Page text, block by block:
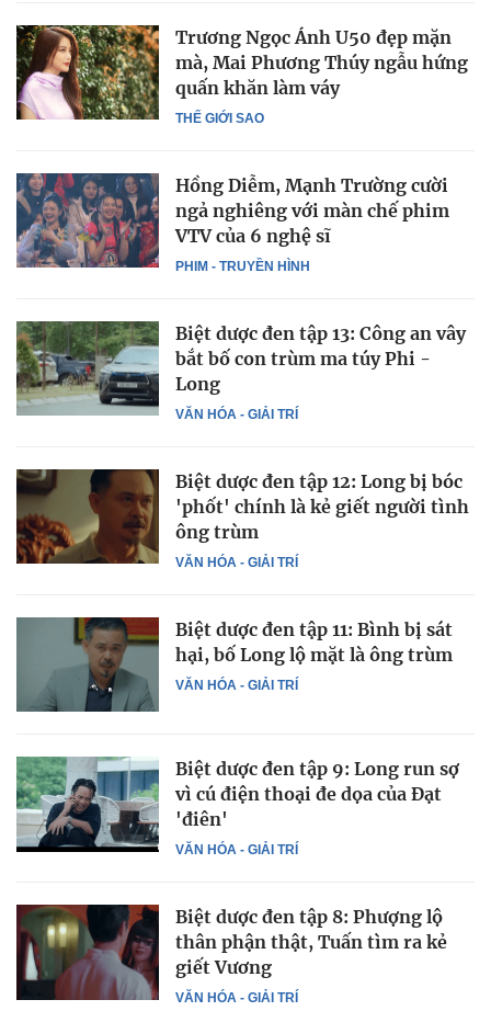
THẾ GIỚI SAO
Trương Ngọc Ánh U50 đẹp mặn
mà, Mai Phương Thúy ngẫu hứng
quấn khăn làm váy
PHIM - TRUYỀN HÌNH
Hồng Diễm, Mạnh Trường cười
ngả nghiêng với màn chế phim
VTV của 6 nghệ sĩ
VĂN HÓA - GIẢI TRÍ
Biệt dược đen tập 13: Công an vây
bắt bố con trùm ma túy Phi -
Long
VĂN HÓA - GIẢI TRÍ
Biệt dược đen tập 12: Long bị bóc
'phốt' chính là kẻ giết người tình
ông trùm
VĂN HÓA - GIẢI TRÍ
Biệt dược đen tập 11: Bình bị sát
hại, bố Long lộ mặt là ông trùm
VĂN HÓA - GIẢI TRÍ
Biệt dược đen tập 9: Long run sợ
vì cú điện thoại đe dọa của Đạt
'điên'
VĂN HÓA - GIẢI TRÍ
Biệt dược đen tập 8: Phượng lộ
thân phận thật, Tuấn tìm ra kẻ
giết Vương